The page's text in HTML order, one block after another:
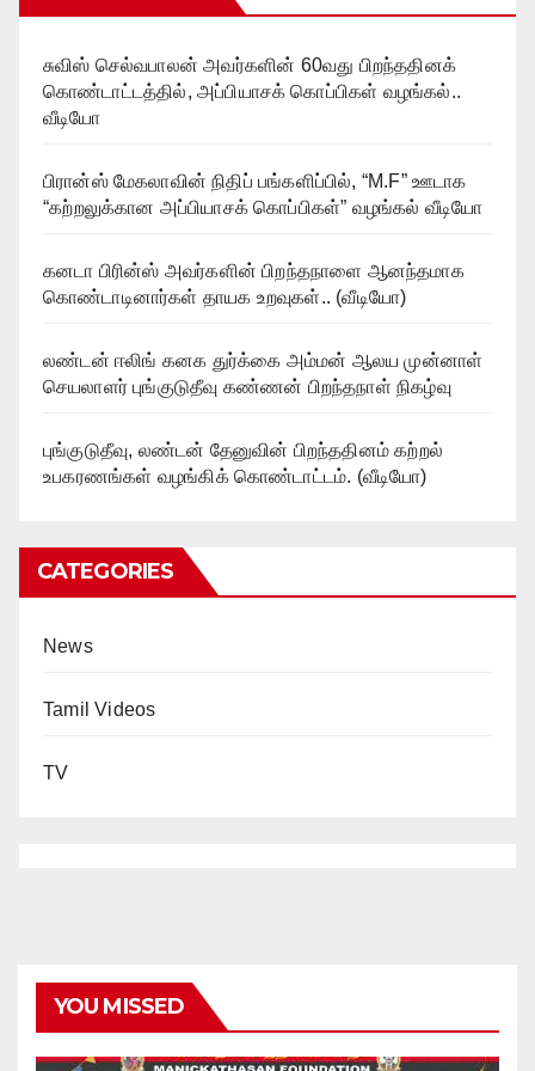
சுவிஸ் செல்வபாலன் அவர்களின் 60வது பிறந்ததினக்
கொண்டாட்டத்தில், அப்பியாசக் கொப்பிகள் வழங்கல்..
வீடியோ
பிரான்ஸ் மேகலாவின் நிதிப் பங்களிப்பில், “M.F” ஊடாக
“கற்றலுக்கான அப்பியாசக் கொப்பிகள்” வழங்கல் வீடியோ
கனடா பிரின்ஸ் அவர்களின் பிறந்தநாளை ஆனந்தமாக
கொண்டாடினார்கள் தாயக உறவுகள்.. (வீடியோ)
லண்டன் ஈலிங் கனக துர்க்கை அம்மன் ஆலய முன்னாள்
செயலாளர் புங்குடுதீவு கண்ணன் பிறந்தநாள் நிகழ்வு
புங்குடுதீவு, லண்டன் தேனுவின் பிறந்ததினம் கற்றல்
உபகரணங்கள் வழங்கிக் கொண்டாட்டம். (வீடியோ)
CATEGORIES
News
Tamil Videos
TV
YOU MISSED